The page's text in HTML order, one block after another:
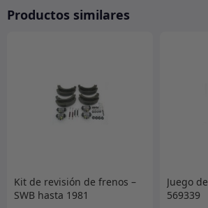
Productos similares
Kit de revisión de frenos –
SWB hasta 1981
Juego
569339